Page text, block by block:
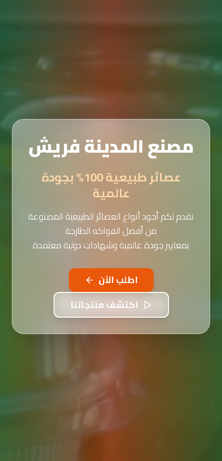
مصنع المدينة فريش
عصائر طبيعية 100% بجودة
عالمية
نقدم لكم أجود أنواع العصائر الطبيعية المصنوعة
من أفضل الفواكه الطازجة
بمعايير جودة عالمية وشهادات دولية معتمدة
اطلب الآن
اكتشف منتجاتنا